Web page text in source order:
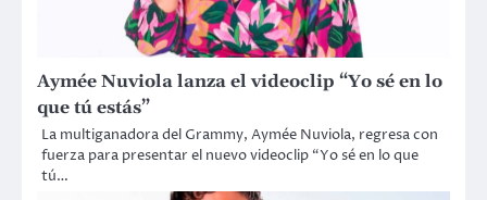
Aymée Nuviola lanza el videoclip “Yo sé en lo
que tú estás”
La multiganadora del Grammy, Aymée Nuviola, regresa con
fuerza para presentar el nuevo videoclip “Yo sé en lo que
tú…